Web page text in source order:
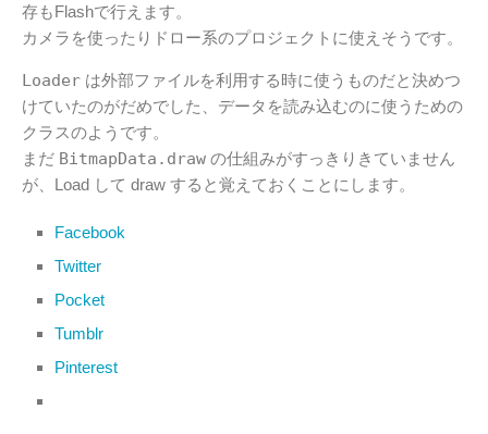
存もFlashで行えます。
カメラを使ったりドロー系のプロジェクトに使えそうです。
Loader は外部ファイルを利用する時に使うものだと決めつ
けていたのがだめでした、データを読み込むのに使うための
クラスのようです。
まだ BitmapData.draw の仕組みがすっきりきていません
が、Load して draw すると覚えておくことにします。
Facebook
Twitter
Pocket
Tumblr
Pinterest